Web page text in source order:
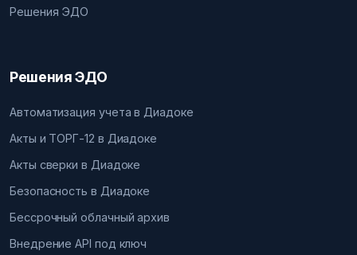
Решения ЭДО
Решения ЭДО
Автоматизация учета в Диадоке
Акты и ТОРГ-12 в Диадоке
Акты сверки в Диадоке
Безопасность в Диадоке
Бессрочный облачный архив
Внедрение API под ключ